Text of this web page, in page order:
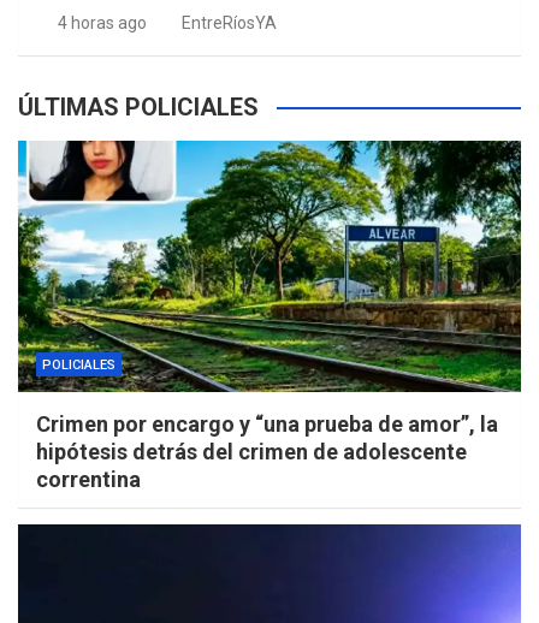
4 horas ago EntreRíosYA
ÚLTIMAS POLICIALES
POLICIALES
Crimen por encargo y “una prueba de amor”, la
hipótesis detrás del crimen de adolescente
correntina